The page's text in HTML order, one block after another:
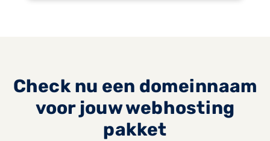
Check nu een domeinnaam
voor jouw webhosting
pakket